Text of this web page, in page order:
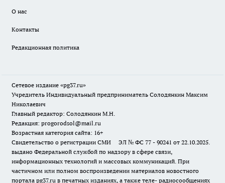
О нас
Контакты
Редакционная политика
Сетевое издание «pg37.ru»
Учредитель Индивидуальный предприниматель Солодянкин Максим
Николаевич
Главный редактор: Солодянкин М.Н.
Редакция: progorodsol@mail.ru
Возрастная категория сайта: 16+
Свидетельство о регистрации СМИ ЭЛ № ФС 77 - 90241 от 22.10.2025.
выдано Федеральной службой по надзору в сфере связи,
информационных технологий и массовых коммуникаций. При
частичном или полном воспроизведении материалов новостного
портала pg37.ru в печатных изданиях, а также теле- радиосообщениях